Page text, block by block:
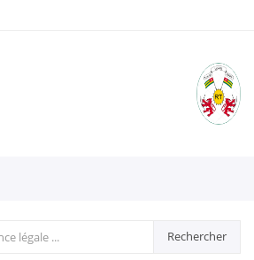
Rechercher